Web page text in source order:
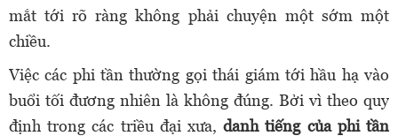
mắt tới rõ ràng không phải chuyện một sớm một
chiều.
Việc các phi tần thường gọi thái giám tới hầu hạ vào
buổi tối đương nhiên là không đúng. Bởi vì theo quy
định trong các triều đại xưa,danh tiếng của phi tần